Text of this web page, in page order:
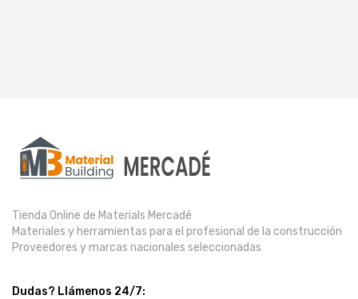
Tienda Online de Materials Mercadé
Materiales y herramientas para el profesional de la construcción
Proveedores y marcas nacionales seleccionadas
Dudas? Llámenos 24/7: